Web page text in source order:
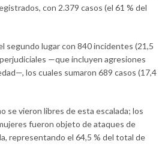
con 2.379 casos (el 61 % del
segundo lugar con 840 incidentes (21,5
—que incluyen agresiones
los cuales sumaron 689 casos (17,4
se vieron libres de esta escalada; los
fueron objeto de ataques de
representando el 64,5 % del total de